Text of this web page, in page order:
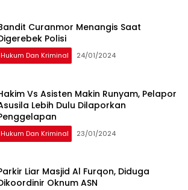
Curanmor Menangis Saat
Polisi
Hukum Dan Kriminal 24/01/2024
Vs Asisten Makin Runyam, Pelapor
Lebih Dulu Dilaporkan
Hukum Dan Kriminal 23/01/2024
Liar Masjid Al Furqon, Diduga
Oknum ASN